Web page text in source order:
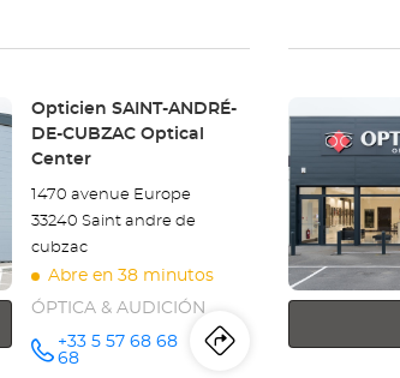
BERGERAC
CREYSSE
Optical
Center
Tienda:
Opticien SAINT-ANDRÉ-
DE-CUBZAC Optical
Center
1470 avenue Europe
33240 Saint andre de
cubzac
Abre en 38 minutos
ÓPTICA & AUDICIÓN
número
+33 5 57 68 68
68
Itinerario
a
ENTER
para
obtener
más
información